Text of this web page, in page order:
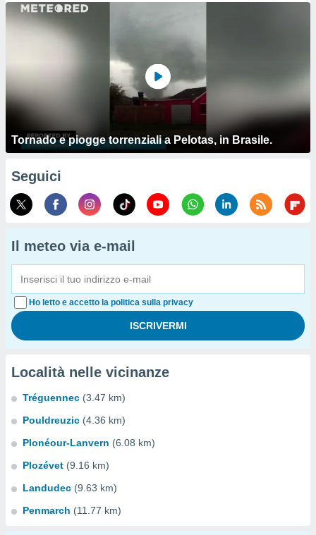
Tornado e piogge torrenziali a Pelotas, in Brasile.
Seguici
Il meteo via e-mail
Ho letto e accetto la politica sulla privacy
Località nelle vicinanze
Tréguennec (3.47 km)
Pouldreuzic (4.36 km)
Plonéour-Lanvern (6.08 km)
Plozévet (9.16 km)
Landudec (9.63 km)
Penmarch (11.77 km)